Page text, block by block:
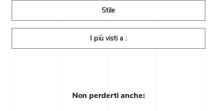
Stile
I più visti a :
Non perderti anche: